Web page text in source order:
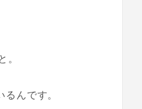
。
んです。